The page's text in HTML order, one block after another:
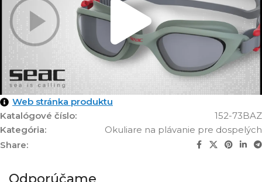
Web stránka produktu
Katalógové číslo:
152-73BAZ
Kategória:
Okuliare na plávanie pre dospelých
Share: